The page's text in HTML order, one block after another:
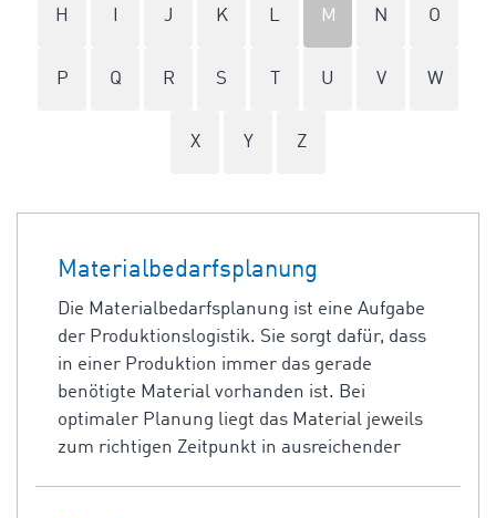
H J K L M N O
P Q R S U V W
X Y Z
Materialbedarfsplanung
Die Materialbedarfsplanung ist eine Aufgabe
der Produktionslogistik. Sie sorgt dafür, dass
in einer Produktion immer das gerade
benötigte Material vorhanden ist. Bei
optimaler Planung liegt das Material jeweils
zum richtigen Zeitpunkt in ausreichender